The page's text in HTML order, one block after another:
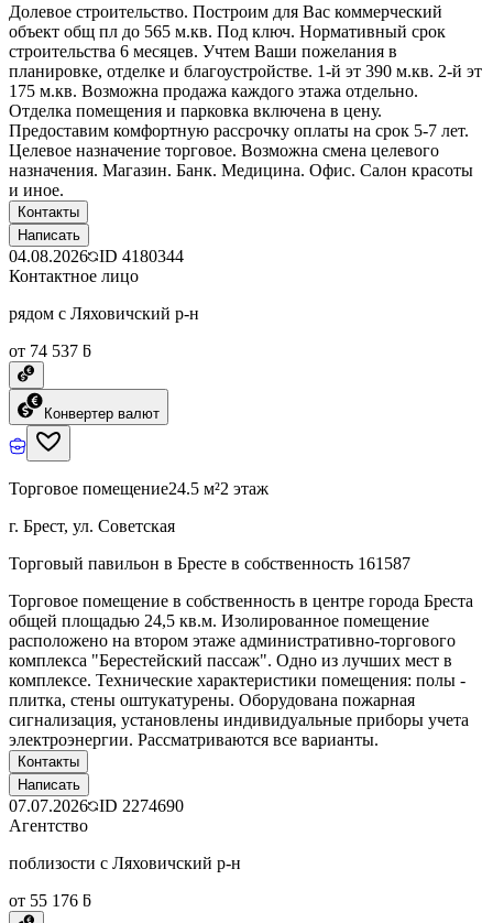
Долевое строительство. Построим для Вас коммерческий
объект общ пл до 565 м.кв. Под ключ. Нормативный срок
строительства 6 месяцев. Учтем Ваши пожелания в
планировке, отделке и благоустройстве. 1-й эт 390 м.кв. 2-й эт
175 м.кв. Возможна продажа каждого этажа отдельно.
Отделка помещения и парковка включена в цену.
Предоставим комфортную рассрочку оплаты на срок 5-7 лет.
Целевое назначение торговое. Возможна смена целевого
назначения. Магазин. Банк. Медицина. Офис. Салон красоты
и иное.
Контакты
Написать
04.08.2026 ID 4180344
Контактное лицо
рядом с Ляховичский р-н
от 74 537 ƃ
Конвертер валют
Торговое помещение24.5 м²2 этаж
г. Брест, ул. Советская
Торговый павильон в Бресте в собственность 161587
Торговое помещение в собственность в центре города Бреста
общей площадью 24,5 кв.м. Изолированное помещение
расположено на втором этаже административно-торгового
комплекса "Берестейский пассаж". Одно из лучших мест в
комплексе. Технические характеристики помещения: полы -
плитка, стены оштукатурены. Оборудована пожарная
сигнализация, установлены индивидуальные приборы учета
электроэнергии. Рассматриваются все варианты.
Контакты
Написать
07.07.2026 ID 2274690
Агентство
поблизости с Ляховичский р-н
от 55 176 ƃ